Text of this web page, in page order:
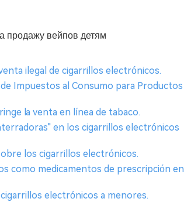
продажу вейпов детям
ilegal de cigarrillos electrónicos.
Impuestos al Consumo para Productos
la venta en línea de tabaco.
en los cigarrillos electrónicos
los cigarrillos electrónicos.
como medicamentos de prescripción en
electrónicos a menores.